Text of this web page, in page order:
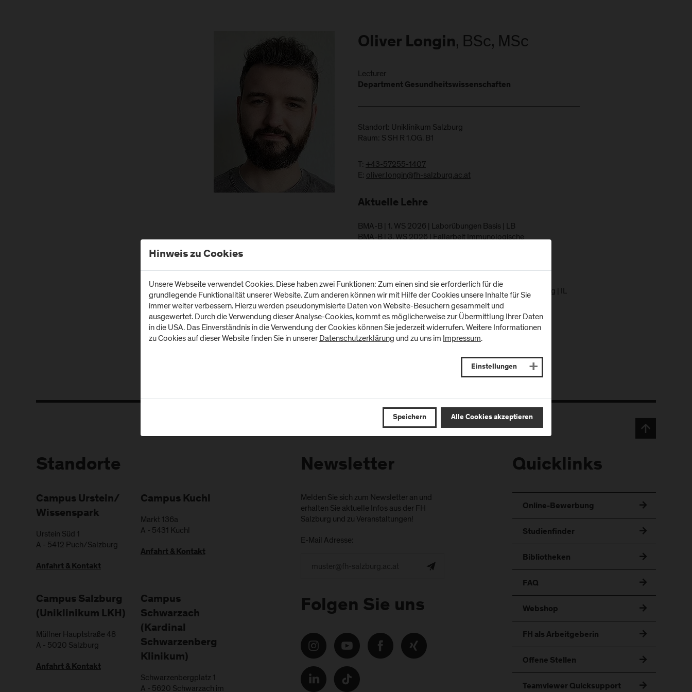
Oliver Longin, BSc, MSc
Lecturer
Department Gesundheitswissenschaften
Standort: Uniklinikum Salzburg
Raum: S SH R 1.OG. B1
T: +43-57255-1407
E: oliver.longin@fh-salzburg.ac.at
Aktuelle Lehre
BMA-B | 1. WS 2026 | Laborübungen Basis | LB
BMA-B | 3. WS 2026 | Fallarbeit Immunologische
Präsentieren | IL
BMA-B | 5. WS 2026 | Berufspraktikum 2 | IT
BMA-B | 5. WS 2026 | Projektmanagement und Forschung | IL
BMA-B | 5. WS 2026 | Präsentation Praxisfelder | IL
Zum vollständigen PURE-Profil
Standorte
Campus Urstein/
Wissenspark
Urstein Süd 1
A - 5412 Puch/Salzburg
Anfahrt & Kontakt
Campus Kuchl
Markt 136a
A - 5431 Kuchl
Anfahrt & Kontakt
Campus Salzburg
(Uniklinikum LKH)
Müllner Hauptstraße 48
A - 5020 Salzburg
Anfahrt & Kontakt
Campus
Schwarzach
(Kardinal
Schwarzenberg
Klinikum)
Schwarzenbergplatz 1
A - 5620 Schwarzach im
Newsletter
Melden Sie sich zum Newsletter an und
erhalten Sie aktuelle Infos aus der FH
Salzburg und zu Veranstaltungen!
E-Mail Adresse:
Folgen Sie uns
Quicklinks
Online-Bewerbung
Studienfinder
Bibliotheken
FAQ
Webshop
FH als Arbeitgeberin
Offene Stellen
Teamviewer Quicksupport
Hinweis zu Cookies
Unsere Webseite verwendet Cookies. Diese haben zwei Funktionen: Zum einen sind sie erforderlich für die
grundlegende Funktionalität unserer Website. Zum anderen können wir mit Hilfe der Cookies unsere Inhalte für Sie
immer weiter verbessern. Hierzu werden pseudonymisierte Daten von Website-Besuchern gesammelt und
ausgewertet. Durch die Verwendung dieser Analyse-Cookies, kommt es möglicherweise zur Übermittlung Ihrer Daten
in die USA. Das Einverständnis in die Verwendung der Cookies können Sie jederzeit widerrufen. Weitere Informationen
zu Cookies auf dieser Website finden Sie in unsererDatenschutzerklärung und zu uns im Impressum.
Einstellungen
Speichern Alle Cookies akzeptieren